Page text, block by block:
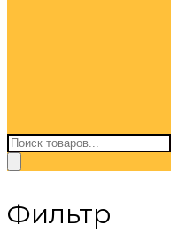
Поиск
товаров
Фильтр